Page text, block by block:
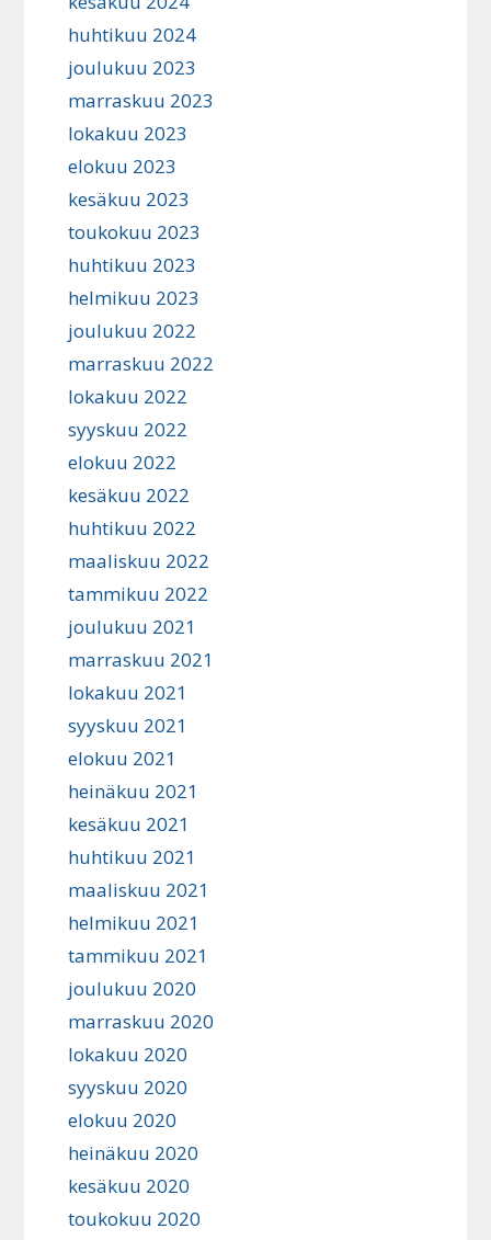
huhtikuu 2024
joulukuu 2023
marraskuu 2023
lokakuu 2023
elokuu 2023
kesäkuu 2023
toukokuu 2023
huhtikuu 2023
helmikuu 2023
joulukuu 2022
marraskuu 2022
lokakuu 2022
syyskuu 2022
elokuu 2022
kesäkuu 2022
huhtikuu 2022
maaliskuu 2022
tammikuu 2022
joulukuu 2021
marraskuu 2021
lokakuu 2021
syyskuu 2021
elokuu 2021
heinäkuu 2021
kesäkuu 2021
huhtikuu 2021
maaliskuu 2021
helmikuu 2021
tammikuu 2021
joulukuu 2020
marraskuu 2020
lokakuu 2020
syyskuu 2020
elokuu 2020
heinäkuu 2020
kesäkuu 2020
toukokuu 2020